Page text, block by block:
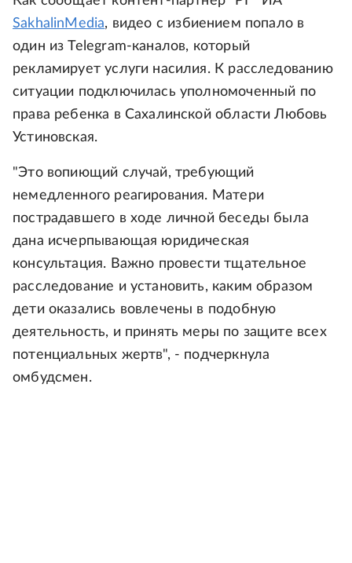
SakhalinMedia, видео с избиением попало в
один из Telegram-каналов, который
рекламирует услуги насилия. К расследованию
ситуации подключилась уполномоченный по
права ребенка в Сахалинской области Любовь
Устиновская.
"Это вопиющий случай, требующий
немедленного реагирования. Матери
пострадавшего в ходе личной беседы была
дана исчерпывающая юридическая
консультация. Важно провести тщательное
расследование и установить, каким образом
дети оказались вовлечены в подобную
деятельность, и принять меры по защите всех
потенциальных жертв", - подчеркнула
омбудсмен.